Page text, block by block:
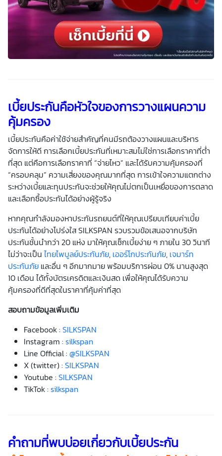
เบี้ยประกันคือหัวใจของการวางแผนความ
คุ้มครอง
เบี้ยประกันคือค่าใช้จ่ายสำคัญที่คนมีรถต้องวางแผนและบริหาร
จัดการให้ดี การเลือกเบี้ยประกันที่เหมาะสมไม่ใช่การเลือกราคาที่ต่ำ
ที่สุด แต่คือการเลือกราคาที่ “จ่ายไหว” และได้รับความคุ้มครองที่
“ครอบคลุม” ความเสี่ยงของคุณมากที่สุด การเข้าใจความแตกต่าง
ระหว่างเบี้ยและทุนประกันจะช่วยให้คุณไม่ตกเป็นเหยื่อของการตลาด
และเลือกซื้อประกันได้อย่างผู้รู้จริง
หากคุณกำลังมองหาประกันรถยนต์ที่ให้คุณเปรียบเทียบค่าเบี้ย
ประกันได้อย่างโปร่งใส SILKSPAN รวบรวมข้อเสนอจากบริษัท
ประกันชั้นนำกว่า 20 แห่ง มาให้คุณเช็กเบี้ยง่าย ๆ ภายใน 30 วินาที
ไม่ว่าจะเป็น ไทยไพบูลย์ประกันภัย, เออร์โกประกันภัย, เจมาร์ท
ประกันภัย และอื่น ๆ อีกมากมาย พร้อมบริการผ่อน 0% นานสูงสุด
10 เดือน ได้ทั้งบัตรเครดิตและเงินสด เพื่อให้คุณได้รับความ
คุ้มครองที่ดีที่สุดในราคาที่คุ้มค่าที่สุด
สอบถามข้อมูลเพิ่มเติม
Facebook : SILKSPAN
Instagram : silkspan
Line Official : @SILKSPAN
X (twitter) : SILKSPAN
Youtube : SILKSPAN
TikTok : silkspan
คำถามที่พบบ่อยเกี่ยวกับเบี้ยประกัน